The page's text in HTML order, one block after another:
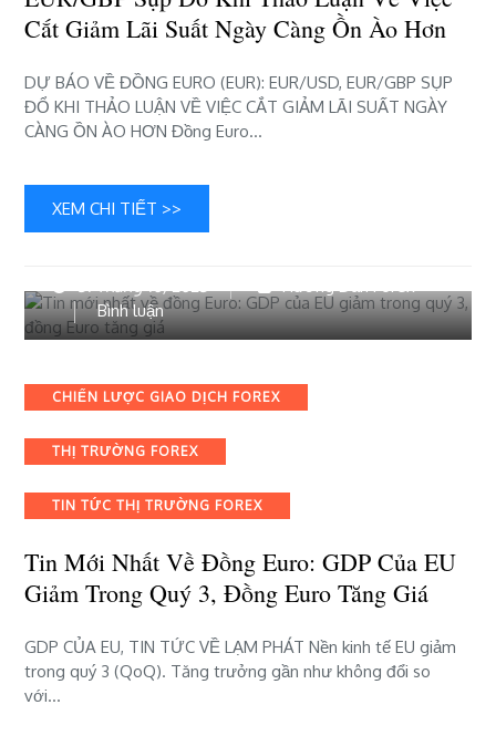
khi
thảo
về
việc
cắt
suất
ào
hơn
Cắt Giảm Lãi Suất Ngày Càng Ồn Ào Hơn
DỰ BÁO VỀ ĐỒNG EURO (EUR): EUR/USD, EUR/GBP SỤP
ĐỔ KHI THẢO LUẬN VỀ VIỆC CẮT GIẢM LÃI SUẤT NGÀY
CÀNG ỒN ÀO HƠN Đồng Euro…
XEM CHI TIẾT >>
31 Tháng 10, 2023
Hướng Dẫn Forex
Bình luậnbài
viết
mới
nhất
đồng
GDP
EU
giảm
trong
3,
đồng
Categories
CHIẾN LƯỢC GIAO DỊCH FOREX
THỊ TRƯỜNG FOREX
TIN TỨC THỊ TRƯỜNG FOREX
Tin Mới Nhất Về Đồng Euro: GDP Của EU
Giảm Trong Quý 3, Đồng Euro Tăng Giá
GDP CỦA EU, TIN TỨC VỀ LẠM PHÁT Nền kinh tế EU giảm
trong quý 3 (QoQ). Tăng trưởng gần như không đổi so
với…